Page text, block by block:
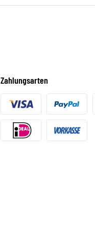
Zahlungsarten